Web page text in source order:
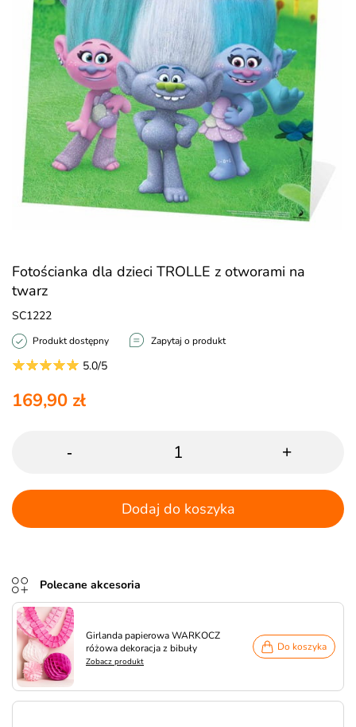
Fotościanka dla dzieci TROLLE z otworami na
twarz
SC1222
Produkt dostępny Zapytaj o produkt
5.0/5
169,90 zł
- +
Dodaj do koszyka
Polecane akcesoria
Girlanda papierowa WARKOCZ
różowa dekoracja z bibuły
Zobacz produkt
Do koszyka